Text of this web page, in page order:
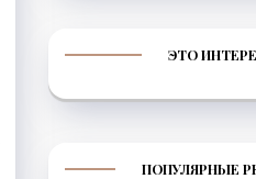
ЭТО
ПОПУЛЯРНЫЕ